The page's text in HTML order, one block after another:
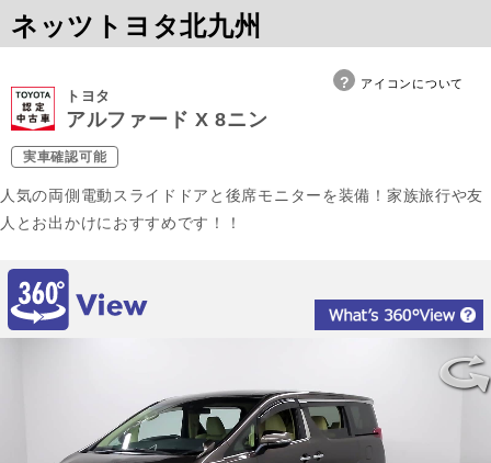
ネッツトヨタ北九州
アイコンについて
トヨタ
アルファード X 8ニン
実車確認可能
人気の両側電動スライドドアと後席モニターを装備！家族旅行や友
人とお出かけにおすすめです！！